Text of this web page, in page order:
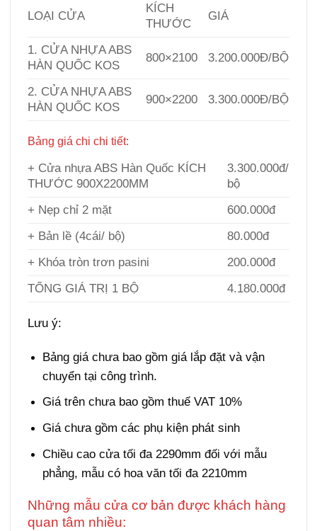
LOẠI CỬA
KÍCH
THƯỚC
GIÁ
1. CỬA NHỰA ABS
HÀN QUỐC KOS
800×2100 3.200.000Đ/BỘ
2. CỬA NHỰA ABS
HÀN QUỐC KOS
900×2200 3.300.000Đ/BỘ
Bảng giá chi chi tiết:
+ Cửa nhựa ABS Hàn Quốc KÍCH
THƯỚC 900X2200MM
3.300.000đ/
bộ
+ Nẹp chỉ 2 mặt
600.000đ
+ Bản lề (4cái/ bộ)
80.000đ
+ Khóa tròn trơn pasini
200.000đ
TỔNG GIÁ TRỊ 1 BỘ
4.180.000đ
Lưu ý:
Bảng giá chưa bao gồm giá lắp đặt và vận
chuyển tại công trình.
Giá trên chưa bao gồm thuế VAT 10%
Giá chưa gồm các phụ kiện phát sinh
Chiều cao cửa tối đa 2290mm đối với mẫu
phẳng, mẫu có hoa văn tối đa 2210mm
Những mẫu cửa cơ bản được khách hàng
quan tâm nhiều: